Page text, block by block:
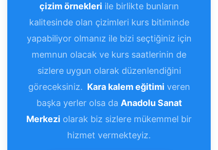
çizim örnekleri ile birlikte bunların
kalitesinde olan çizimleri kurs bitiminde
yapabiliyor olmanız ile bizi seçtiğiniz için
memnun olacak ve kurs saatlerinin de
sizlere uygun olarak düzenlendiğini
göreceksiniz. Kara kalem eğitimi veren
başka yerler olsa da Anadolu Sanat
Merkezi olarak biz sizlere mükemmel bir
hizmet vermekteyiz.